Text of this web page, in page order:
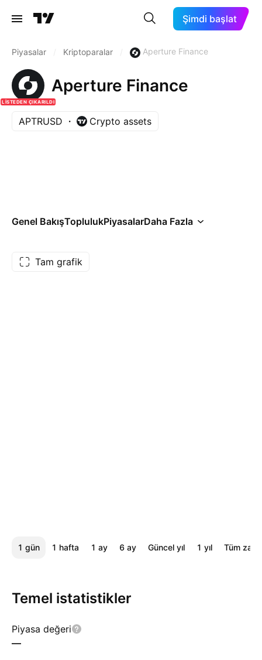
Şimdi başlat
Piyasalar Kriptoparalar Aperture Finance
LISTEDEN ÇIKARILDI
Aperture Finance
APTRUSD Crypto assets
Genel BakışToplulukPiyasalarDaha Fazla
Tam grafik
1 gün 1 hafta 1 ay 6 ay Güncel yıl 1 yıl Tüm
Temel istatistikler
Piyasa değeri
—